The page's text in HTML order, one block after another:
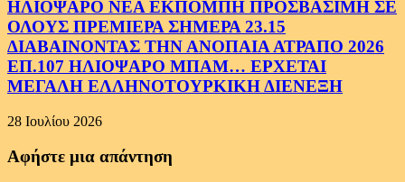
ΗΛΙΟΨΑΡΟ ΝΕΑ ΕΚΠΟΜΠΗ ΠΡΟΣΒΑΣΙΜΗ ΣΕ
ΟΛΟΥΣ ΠΡΕΜΙΕΡΑ ΣΗΜΕΡΑ 23.15
ΔΙΑΒΑΙΝΟΝΤΑΣ ΤΗΝ ΑΝΟΠΑΙΑ ΑΤΡΑΠΟ 2026
ΕΠ.107 ΗΛΙΟΨΑΡΟ ΜΠΑΜ… ΕΡΧΕΤΑΙ
ΜΕΓΑΛΗ ΕΛΛΗΝΟΤΟΥΡΚΙΚΗ ΔΙΕΝΕΞΗ
28 Ιουλίου 2026
Αφήστε μια απάντηση